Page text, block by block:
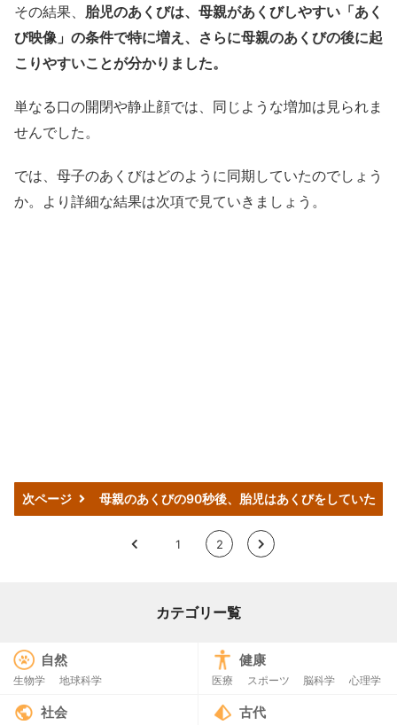
その結果、 胎児のあくびは、母親があくびしやすい「あく
び映像」の条件で特に増え、さらに母親のあくびの後に起
こりやすいことが分かりました。
単なる口の開閉や静止顔では、同じような増加は見られま
せんでした。
では、母子のあくびはどのように同期していたのでしょう
か。より詳細な結果は次項で見ていきましょう。
次ページ 母親のあくびの90秒後、胎児はあくびをしていた
< 1 2 >
カテゴリー覧
自然
生物学 地球科学
健康
医療 スポーツ 脳科学 心理学
社会 古代